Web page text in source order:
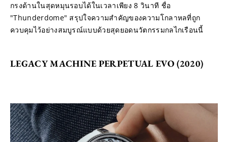
กรงด้านในสุดหมุนรอบได้ในเวลาเพียง 8 วินาที ชื่อ
"Thunderdome" สรุปใจความสำคัญของความโกลาหลที่ถูก
ควบคุมไว้อย่างสมบูรณ์แบบด้วยสุดยอดนวัตกรรมกลไกเรือนนี้
LEGACY MACHINE PERPETUAL EVO (2020)